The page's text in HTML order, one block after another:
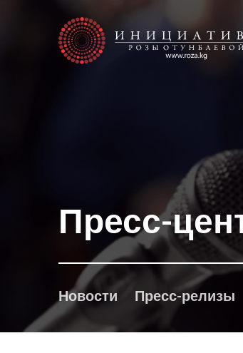
Пресс-
Новости Пресс-релизы